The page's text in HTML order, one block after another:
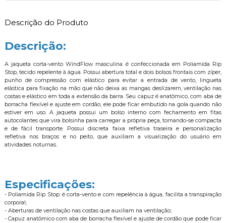
Descrição do Produto
Descrição:
A jaqueta corta-vento WindFlow masculina é confeccionada em Poliamida Rip
Stop, tecido repelente à água. Possui abertura total e dois bolsos frontais com zíper,
punho de compressão com elástico para evitar a entrada de vento, lingueta
elástica para fixação na mão que não deixa as mangas deslizarem, ventilação nas
costas e elástico em toda a extensão da barra. Seu capuz é anatômico, com aba de
borracha flexível e ajuste em cordão, ele pode ficar embutido na gola quando não
estiver em uso. A jaqueta possui um bolso interno com fechamento em fitas
autocolantes que vira bolsinha para carregar a própria peça, tornando-se compacta
e de fácil transporte. Possui discreta faixa refletiva traseira e personalização
refletiva nos braços e no peito, que auxiliam a visualização do usuário em
atividades noturnas.
Especificações:
- Poliamida Rip Stop: é corta-vento e com repelência à água, facilita a transpiração
corporal;
- Aberturas de ventilação nas costas que auxiliam na ventilação;
- Capuz anatômico com aba de borracha flexível e ajuste de cordão que pode ficar